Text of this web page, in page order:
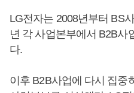
LG전자는 2008년부터 BS
년 각 사업본부에서 B2B사
다.
이후 B2B사업에 다시 집중